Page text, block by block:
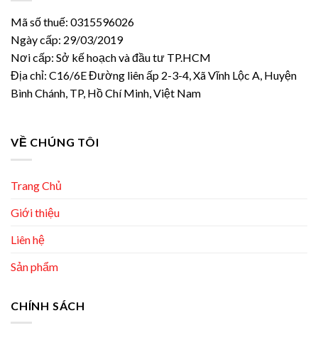
Mã số thuế: 0315596026
Ngày cấp: 29/03/2019
Nơi cấp: Sở kế hoạch và đầu tư TP.HCM
Địa chỉ: C16/6E Đường liên ấp 2-3-4, Xã Vĩnh Lộc A, Huyện
Bình Chánh, TP, Hồ Chí Minh, Việt Nam
VỀ CHÚNG TÔI
Trang Chủ
Giới thiệu
Liên hệ
Sản phẩm
CHÍNH SÁCH